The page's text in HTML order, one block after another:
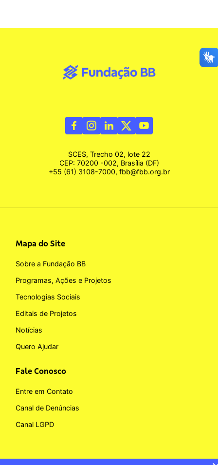
SCES, Trecho 02, lote 22
CEP: 70200 -002, Brasília (DF)
+55 (61) 3108-7000, fbb@fbb.org.br
Mapa do Site
Sobre a Fundação BB
Programas, Ações e Projetos
Tecnologias Sociais
Editais de Projetos
Notícias
Quero Ajudar
Fale Conosco
Entre em Contato
Canal de Denúncias
Canal LGPD